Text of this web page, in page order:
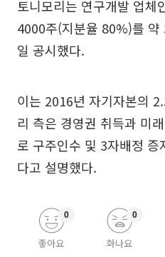
토니모리는 연구개발 업체
4000주(지분율 80%)를
일 공시했다.
이는 2016년 자기자본의
리 측은 경영권 취득과 미
로 구주인수 및 3자배정 증
다고 설명했다.
좋아요
0
화나요
0